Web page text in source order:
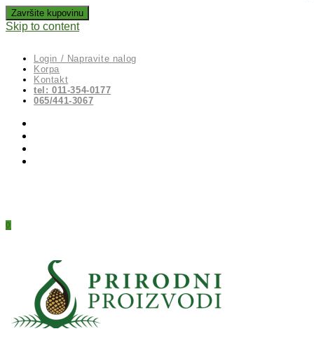
Skip to content
Login / Napravite nalog
Korpa
Kontakt
tel: 011-354-0177
065/441-3067
0